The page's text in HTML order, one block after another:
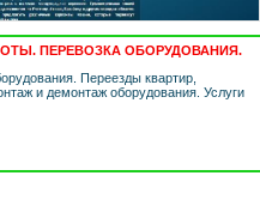
ПЕРЕВОЗКА ОБОРУДОВАНИЯ.
Переезды квартир,
и демонтаж оборудования. Услуги